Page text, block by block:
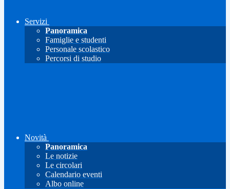
Servizi
Panoramica
Famiglie e studenti
Personale scolastico
Percorsi di studio
Novità
Panoramica
Le notizie
Le circolari
Calendario eventi
Albo online